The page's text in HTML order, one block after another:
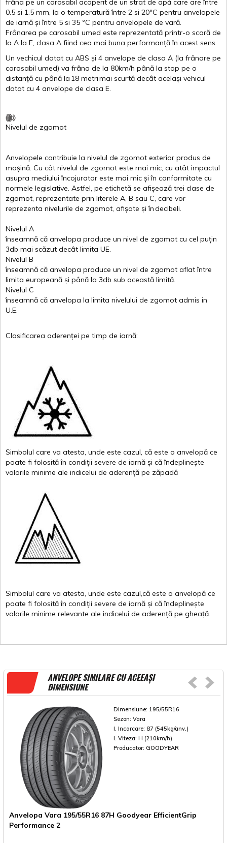
0.5 si 1.5 mm, la o temperatură între 2 si 20ºC pentru anvelopele
de iarnă și între 5 si 35 ºC pentru anvelopele de vară
Frânarea pe carosabil umed este reprezentată printr-o scară de
la A la E clasa A fiind cea mai buna performanță în acest sens.
Un vechicul dotat cu ABS și 4 anvelope de clasa A (la frânare pe
carosabil umed) va frâna de la 80km/h până la stop pe o
distanță cu până la 18 metrimai scurtă decât același vehicul
dotat cu 4 anvelope de clasa E
Nivelul de zgomot
Anvelopele contribuie la nivelul de zgomot exterior produs de
mașină . Cu cât nivelul de zgomot este mai mic, cu atât impactul
asupra mediului încojurator este mai mic și în conformitate cu
normele legislative. Astfel , pe etichetă se afișează trei clase de
zgomot reprezentate prin literele A B sau C , care vor
reprezenta nivelurile de zgomot afișate și îndecibeli
Nivelul A
înseamnă că anvelopa produce un nivel de zgomot cu cel puțin
3db mai scăzut decât limita UE.
Nivelul B
înseamnă că anvelopa produce un nivel de zgomot aflat între
limita europeană și până la 3db sub această limită
Nivelul C
înseamnă că anvelopa la limita nivelului de zgomot admis in
U.E.
Clasificarea aderenței pe timp de iarnă:
Simbolul care va atesta unde este cazul că este o anvelopă ce
poate fi folosită în condiții severe de iarnă și că îndeplinește
valorile minime ale indicelui de aderență pe zăpadă
Simbolul care va atesta unde este cazul,că este o anvelopă ce
poate fi folosită în condiții severe de iarnă și că îndeplinește
valorile minime relevante ale indicelui de aderență pe gheață
ANVELOPE SIMILARE CU ACEEAȘI
DIMENSIUNE
Dimensiune: 195/55R16
Sezon: Vara
I. Incarcare: 87 (545kg/anv.)
I. Viteza: H (210km/h)
Producator: GOODYEAR
Anvelopa Vara 195/55R16 87H Goodyear EfficientGrip
Performance 2